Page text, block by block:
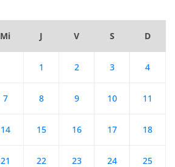
Mi J V S D
1 2 3 4
7 8 9 10 11
14 15 16 17 18
21 22 23 24 25